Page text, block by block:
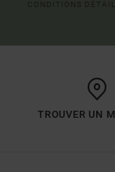
TROUVER UN